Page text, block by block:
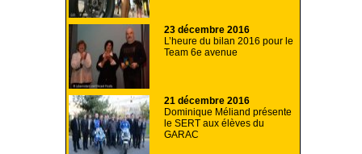
23 décembre 2016
L’heure du bilan 2016 pour le
Team 6e avenue
21 décembre 2016
Dominique Méliand présente
le SERT aux élèves du
GARAC